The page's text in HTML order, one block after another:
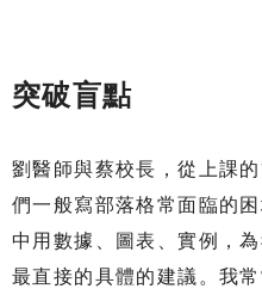
突破盲點
劉醫師與蔡校長，從上課
們一般寫部落格常面臨的
中用數據、圖表、實例，
最直接的具體的建議。我